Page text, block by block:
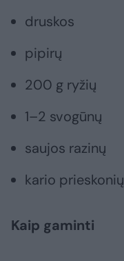
druskos
pipirų
200 g ryžių
1–2 svogūnų
saujos razinų
kario prieskonių
Kaip gaminti